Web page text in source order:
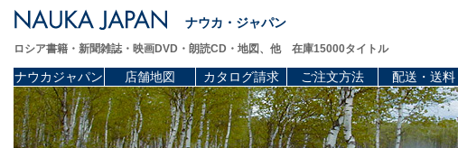
ナウカ・ジャパン
ロシア書籍・新聞雑誌・映画DVD・朗読CD・地図、他 在庫15000タイトル
ナウカジャパン 店舗地図 カタログ請求 ご注文方法 配送・送料